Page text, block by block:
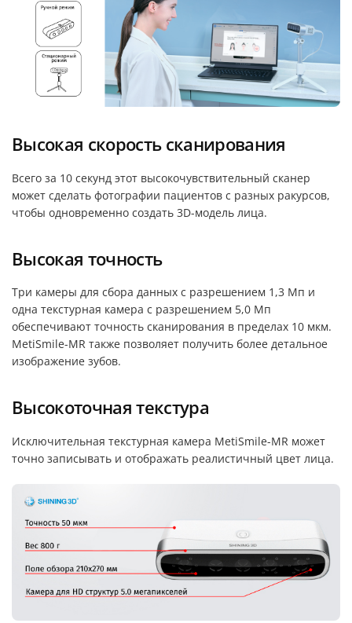
Высокая скорость сканирования
Всего за 10 секунд этот высокочувствительный сканер
может сделать фотографии пациентов с разных ракурсов,
чтобы одновременно создать 3D-модель лица.
Высокая точность
Три камеры для сбора данных с разрешением 1,3 Мп и
одна текстурная камера с разрешением 5,0 Мп
обеспечивают точность сканирования в пределах 10 мкм.
MetiSmile-MR также позволяет получить более детальное
изображение зубов.
Высокоточная текстура
Исключительная текстурная камера MetiSmile-MR может
точно записывать и отображать реалистичный цвет лица.